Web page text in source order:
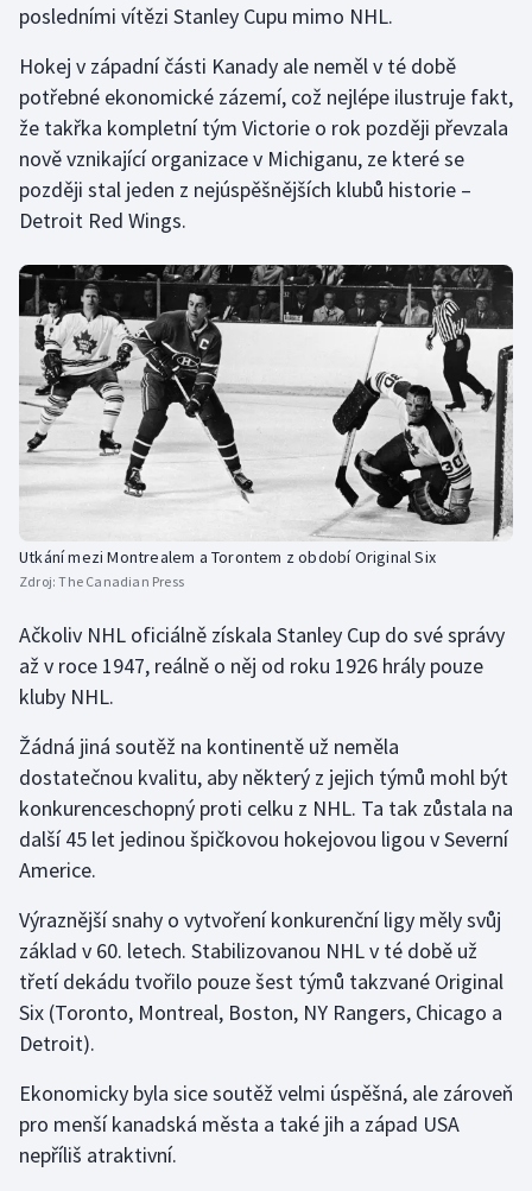
posledními vítězi Stanley Cupu mimo NHL.
Hokej v západní části Kanady ale neměl v té době
potřebné ekonomické zázemí, což nejlépe ilustruje fakt,
že takřka kompletní tým Victorie o rok později převzala
nově vznikající organizace v Michiganu, ze které se
později stal jeden z nejúspěšnějších klubů historie –
Detroit Red Wings.
Utkání mezi Montrealem a Torontem z období Original Six
Zdroj:The Canadian Press
Ačkoliv NHL oficiálně získala Stanley Cup do své správy
až v roce 1947, reálně o něj od roku 1926 hrály pouze
kluby NHL.
Žádná jiná soutěž na kontinentě už neměla
dostatečnou kvalitu, aby některý z jejich týmů mohl být
konkurenceschopný proti celku z NHL. Ta tak zůstala na
další 45 let jedinou špičkovou hokejovou ligou v Severní
Americe.
Výraznější snahy o vytvoření konkurenční ligy měly svůj
základ v 60. letech. Stabilizovanou NHL v té době už
třetí dekádu tvořilo pouze šest týmů takzvané Original
Six (Toronto, Montreal, Boston, NY Rangers, Chicago a
Detroit).
Ekonomicky byla sice soutěž velmi úspěšná, ale zároveň
pro menší kanadská města a také jih a západ USA
nepříliš atraktivní.